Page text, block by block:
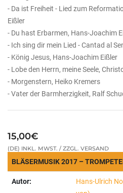
- Da ist Freiheit - Lied zum
Eißler
- Du hast Erbarmen, Hans-Joachim
- Ich sing dir mein Lied - Cantad al
- König Jesus, Hans-Joachim Eißler
- Lobe den Herrn, meine Seele,
- Morgenstern, Heiko Kremers
- Vater der Barmherzigkeit, Ralf
15,00€
(DE) INKL. MWST. / ZZGL. VERSAND
BLÄSERMUSIK 2017 –
Autor:
Hans-Ulrich